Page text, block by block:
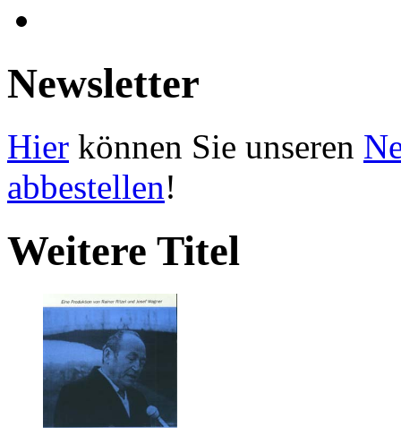
Newsletter
Hier können Sie unseren
abbestellen!
Weitere Titel